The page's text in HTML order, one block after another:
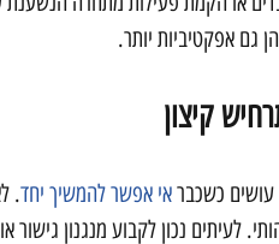
גם אפקטיביות יותר.
קיצון
כשכבר אי אפשר להמשיך יחד.
לעיתים נכון לקבוע מנגנון גישור